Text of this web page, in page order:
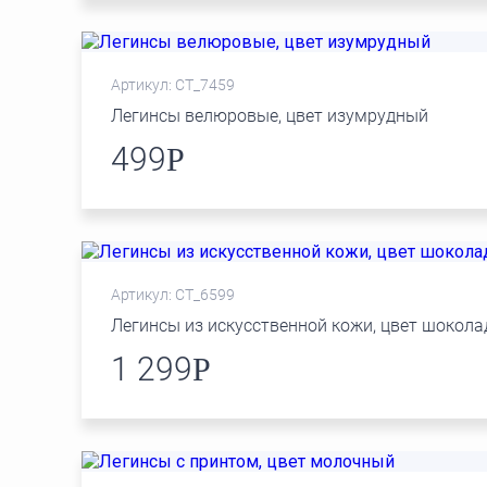
Артикул: СТ_7459
Легинсы велюровые, цвет изумрудный
499Р
Артикул: СТ_6599
Легинсы из искусственной кожи, цвет
1 299Р